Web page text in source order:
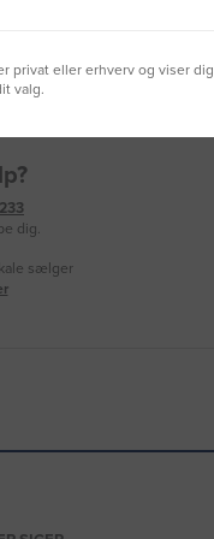
dig.
sælger
privat eller erhverv og viser
valg.